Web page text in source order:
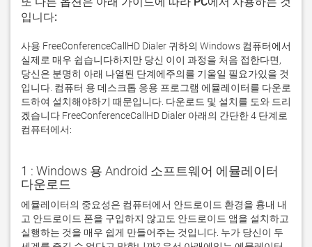
입니다:
사용 FreeConferenceCallHD Dialer 귀하의 Windows 컴퓨터에서
실제로 매우 쉽습니다하지만 당신 이이 과정을 처음 접한다면,
당신은 분명히 아래 나열된 단계에주의를 기울일 필요가있을 것
입니다. 컴퓨터 용 데스크톱 응용 프로그램 에뮬레이터를 다운로
드하여 설치해야하기 때문입니다. 다운로드 및 설치를 도와 드리
겠습니다 FreeConferenceCallHD Dialer 아래의 간단한 4 단계로
컴퓨터에서:
1 : Windows 용 Android 소프트웨어 에뮬레이터
다운로드
에뮬레이터의 중요성은 컴퓨터에서 안드로이드 환경을 흉내 내
고 안드로이드 폰을 구입하지 않고도 안드로이드 앱을 설치하고
실행하는 것을 매우 쉽게 만들어주는 것입니다. 누가 당신이 두